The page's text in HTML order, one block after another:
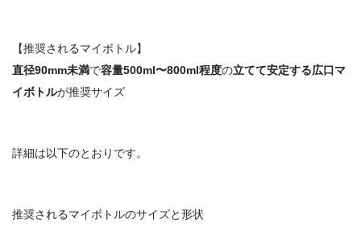
【推奨されるマイボトル】
直径90mm未満で容量500ml〜800ml程度の立てて安定する広口マ
イボトルが推奨サイズ
詳細は以下のとおりです。
推奨されるマイボトルのサイズと形状